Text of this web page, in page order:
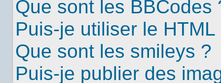
Que sont les BBCodes
Puis-je utiliser le HTML
Que sont les smileys ?
Puis-je publier des